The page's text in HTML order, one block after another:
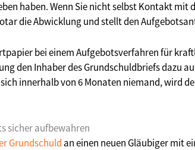
haben. Wenn Sie nicht selbst Kontakt mit
die Abwicklung und stellt den
bei einem Aufgebotsverfahren für
den Inhaber des Grundschuldbriefs dazu
innerhalb von 6 Monaten niemand, wird
sicher aufbewahren
Grundschuld an einen neuen Gläubiger mit